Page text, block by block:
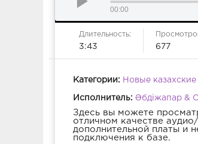
00:00
Длительность:
3:43 677
Категории: Новые
Исполнитель: Әбдіжапар &
Здесь вы можете
отличном качестве
дополнительной платы и
подключения к базе.